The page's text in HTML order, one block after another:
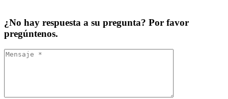
¿No hay respuesta a su pregunta? Por favor
pregúntenos.